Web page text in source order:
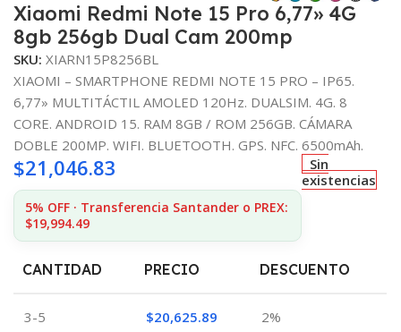
Xiaomi Redmi Note 15 Pro 6,77» 4G
8gb 256gb Dual Cam 200mp
SKU: XIARN15P8256BL
XIAOMI – SMARTPHONE REDMI NOTE 15 PRO – IP65.
6,77» MULTITÁCTIL AMOLED 120Hz. DUALSIM. 4G. 8
CORE. ANDROID 15. RAM 8GB / ROM 256GB. CÁMARA
DOBLE 200MP. WIFI. BLUETOOTH. GPS. NFC. 6500mAh.
$21,046.83
5% OFF · Transferencia Santander o PREX:
$19,994.49
Sin
existencias
CANTIDAD PRECIO DESCUENTO
3-5 $20,625.89 2%